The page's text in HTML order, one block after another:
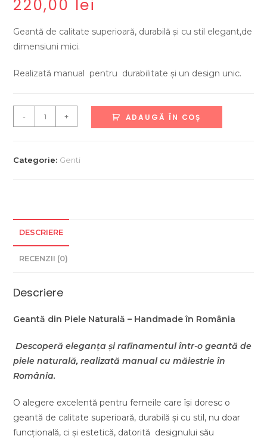
220,00 lei
Geantă de calitate superioară, durabilă și cu stil elegant,de
dimensiuni mici.
Realizată manual pentru durabilitate și un design unic.
Cantitate
Geantă
din
manual
- + ADAUGĂ ÎN COȘ
Categorie: Genti
DESCRIERE
RECENZII (0)
Descriere
Geantă din Piele Naturală – Handmade în România
Descoperă eleganța și rafinamentul într-o geantă de
piele naturală, realizată manual cu măiestrie în
România.
O alegere excelentă pentru femeile care își doresc o
geantă de calitate superioară, durabilă și cu stil, nu doar
funcțională, ci și estetică, datorită designului său